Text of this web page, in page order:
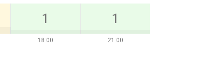
18:00
1
21:00
1